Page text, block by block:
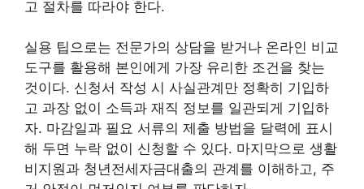
고 절차를 따라야 한다.
실용 팁으로는 전문가의 상담을 받거나 온라인 비교
도구를 활용해 본인에게 가장 유리한 조건을 찾는
것이다. 신청서 작성 시 사실관계만 정확히 기입하
고 과장 없이 소득과 재직 정보를 일관되게 기입하
자. 마감일과 필요 서류의 제출 방법을 달력에 표시
해 두면 누락 없이 신청할 수 있다. 마지막으로 생활
비지원과 청년전세자금대출의 관계를 이해하고, 주